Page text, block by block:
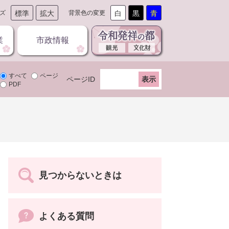
標準 拡大 背景色の変更 白 黒 青
市政情報
すべて
ページ
PDF
ページID
見つからないときは
よくある質問